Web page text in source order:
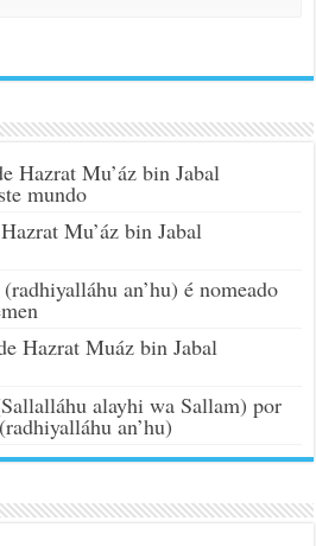
Hazrat Mu’áz bin Jabal
mundo
Mu’áz bin Jabal
an’hu) é nomeado
Hazrat Muáz bin Jabal
alayhi wa Sallam) por
an’hu)